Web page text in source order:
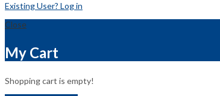
Existing User? Log in
Close
My Cart
Shopping cart is empty!